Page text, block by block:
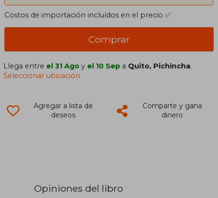
Costos de importación incluídos en el precio ✅
Comprar
Llega entre el 31 Ago y el 10 Sep a Quito, Pichincha.
Seleccionar ubicación
Agregar a lista de
deseos
Comparte y gana
dinero
Opiniones del libro